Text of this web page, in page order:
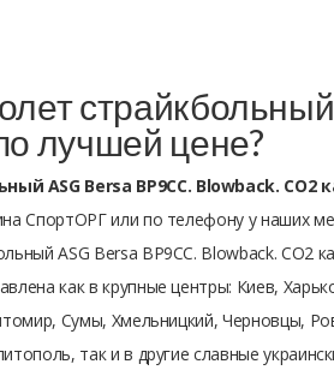
лучшей цене?
ASG Bersa BP9CC. Blowback. СО2
СпортОРГ или по телефону у
ASG Bersa BP9CC. Blowback. СО2
как в крупные центры: Киев,
Сумы, Хмельницкий, Черновцы,
так и в другие славные